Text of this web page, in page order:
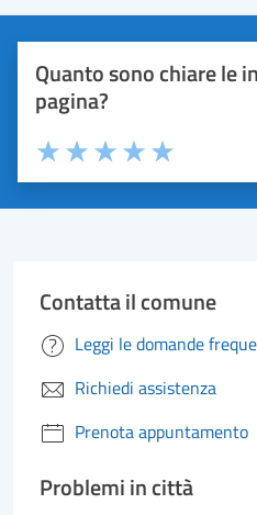
Quanto sono chiare le
pagina?
Valuta 5
Valuta 4 stelle su
Valuta 3 stelle su 5
Valuta 2 stelle su 5
Valuta 1 stelle su 5
Contatta il comune
Leggi le domande
Richiedi assistenza
Prenota appuntamento
Problemi in città